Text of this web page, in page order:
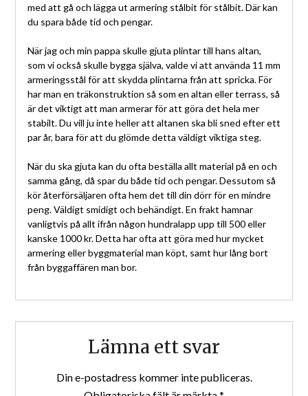
med att gå och lägga ut armering stålbit för stålbit. Där kan
du spara både tid och pengar.
När jag och min pappa skulle gjuta plintar till hans altan,
som vi också skulle bygga själva, valde vi att använda 11 mm
armeringsstål för att skydda plintarna från att spricka. För
har man en träkonstruktion så som en altan eller terrass, så
är det viktigt att man armerar för att göra det hela mer
stabilt. Du vill ju inte heller att altanen ska bli sned efter ett
par år, bara för att du glömde detta väldigt viktiga steg.
När du ska gjuta kan du ofta beställa allt material på en och
samma gång, då spar du både tid och pengar. Dessutom så
kör återförsäljaren ofta hem det till din dörr för en mindre
peng. Väldigt smidigt och behändigt. En frakt hamnar
vanligtvis på allt ifrån någon hundralapp upp till 500 eller
kanske 1000 kr. Detta har ofta att göra med hur mycket
armering eller byggmaterial man köpt, samt hur lång bort
från byggaffären man bor.
Lämna ett svar
Din e-postadress kommer inte publiceras.